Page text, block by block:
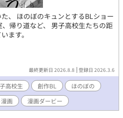
、 ほのぼのキュンとするBLショー
帰り道など、 男子高校生たちの距
ます。
最終更新日 2026.8.8 登録日 2026.3.6
高校生 創作BL
ほのぼの
画 漫画ダービー